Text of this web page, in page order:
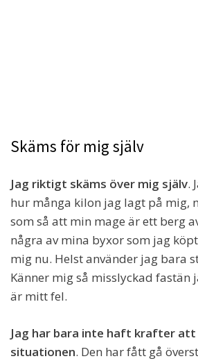
Skäms för mig själv
Jag riktigt skäms över mig själv.
hur många kilon jag lagt på mig,
som så att min mage är ett berg
några av mina byxor som jag
mig nu. Helst använder jag bara
Känner mig så misslyckad fastän
är mitt fel.
Jag har bara inte haft krafter
situationen. Den har fått gå